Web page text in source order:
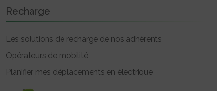
Recharge
Les solutions de recharge de nos adhérents
Opérateurs de mobilité
Planifier mes déplacements en électrique